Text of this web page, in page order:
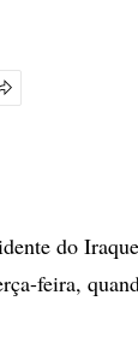
do
feira,